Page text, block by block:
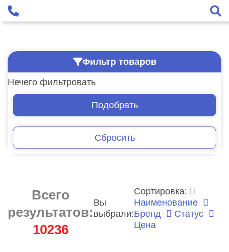
Фильтр товаров
Нечего фильтровать
Подобрать
Сбросить
Всего
результатов:
10236
Вы
выбрали:
Сортировка:
Наименование
Бренд
Статус
Цена